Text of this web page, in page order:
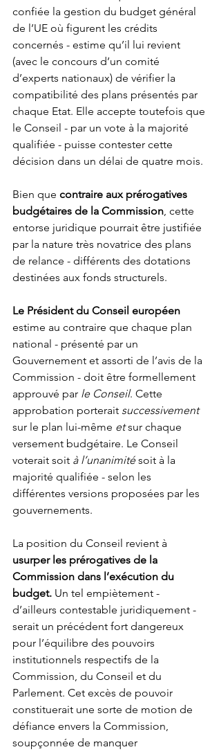
confiée la gestion du budget général
de l’UE où figurent les crédits
concernés - estime qu’il lui revient
(avec le concours d’un comité
d’experts nationaux) de vérifier la
compatibilité des plans présentés par
chaque Etat. Elle accepte toutefois que
le Conseil - par un vote à la majorité
qualifiée - puisse contester cette
décision dans un délai de quatre mois.
Bien que contraire aux prérogatives
budgétaires de la Commission, cette
entorse juridique pourrait être justifiée
par la nature très novatrice des plans
de relance - différents des dotations
destinées aux fonds structurels.
Le Président du Conseil européen
estime au contraire que chaque plan
national - présenté par un
Gouvernement et assorti de l’avis de la
Commission - doit être formellement
approuvé par le Conseil. Cette
approbation porterait successivement
sur le plan lui-même et sur chaque
versement budgétaire. Le Conseil
voterait soit à l’unanimité soit à la
majorité qualifiée - selon les
différentes versions proposées par les
gouvernements.
La position du Conseil revient à
usurper les prérogatives de la
Commission dans l’exécution du
budget. Un tel empiètement -
d’ailleurs contestable juridiquement -
serait un précédent fort dangereux
pour l’équilibre des pouvoirs
institutionnels respectifs de la
Commission, du Conseil et du
Parlement. Cet excès de pouvoir
constituerait une sorte de motion de
défiance envers la Commission,
soupçonnée de manquer